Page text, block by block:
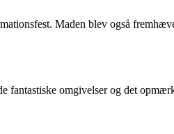
Maden blev også
omgivelser og det